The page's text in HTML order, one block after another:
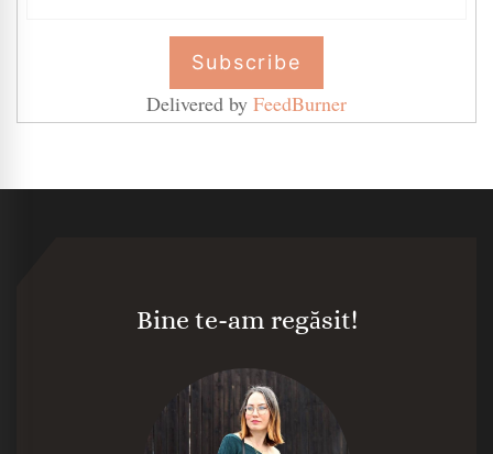
Delivered by FeedBurner
Bine te-am regăsit!